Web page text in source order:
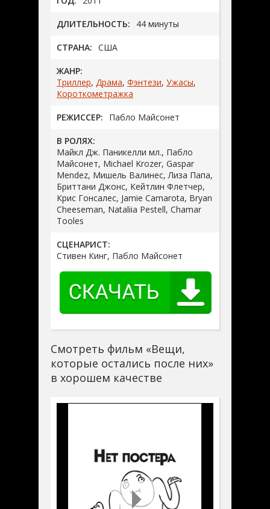
ДЛИТЕЛЬНОСТЬ: 44 минуты
СТРАНА: США
ЖАНР:
Триллер, Драма, Фэнтези, Ужасы,
Короткометражка
РЕЖИССЕР: Пабло Майсонет
В РОЛЯХ:
Майкл Дж. Паникелли мл., Пабло
Майсонет, Michael Krozer, Gaspar
Mendez, Мишель Валинес, Лиза Папа,
Бриттани Джонс, Кейтлин Флетчер,
Крис Гонсалес, Jamie Camarota, Bryan
Cheeseman, Nataliia Pestell, Chamar
Tooles
СЦЕНАРИСТ:
Стивен Кинг, Пабло Майсонет
Смотреть фильм «Вещи,
которые остались после них»
в хорошем качестве